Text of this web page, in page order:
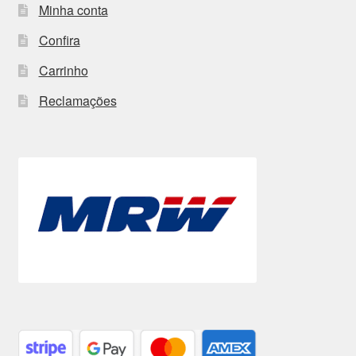
Minha conta
Confira
Carrinho
Reclamações